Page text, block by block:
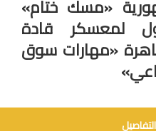
«مسك ختام»
لمعسكر قادة
«مهارات سوق